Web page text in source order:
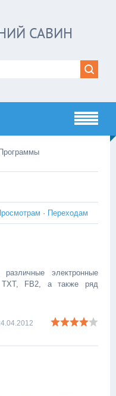
САВИН
· Переходам
электронные
FB2, а также ряд